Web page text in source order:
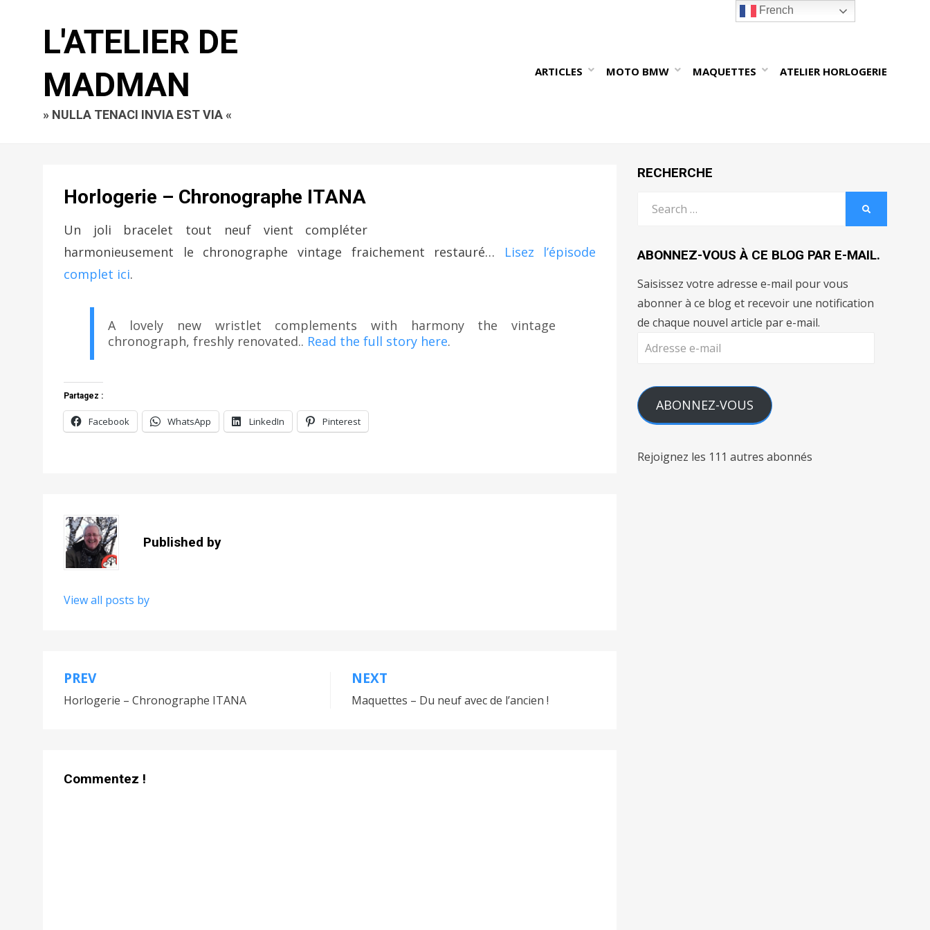
L'ATELIER DE
MADMAN
» NULLA TENACI INVIA EST VIA «
ARTICLES MOTO BMW MAQUETTES ATELIER HORLOGERIE
Horlogerie – Chronographe ITANA
Un joli bracelet tout neuf vient compléter
harmonieusement le chronographe vintage fraichement restauré… Lisez l’épisode
complet ici.
A lovely new wristlet complements with harmony the vintage
chronograph, freshly renovated.. Read the full story here.
Partagez :
Facebook WhatsApp LinkedIn Pinterest
Published by
View all posts by
Navigation
de
PREV
Horlogerie – Chronographe ITANA
NEXT
Maquettes – Du neuf avec de l’ancien !
Commentez !
RECHERCHE
ABONNEZ-VOUS À CE BLOG PAR E-MAIL.
Saisissez votre adresse e-mail pour vous
abonner à ce blog et recevoir une notification
de chaque nouvel article par e-mail.
Adresse
ABONNEZ-VOUS
Rejoignez les 111 autres abonnés
French